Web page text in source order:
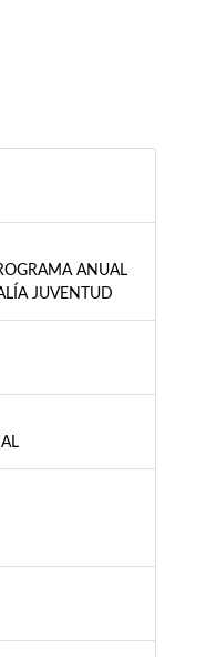
ANUAL
JUVENTUD